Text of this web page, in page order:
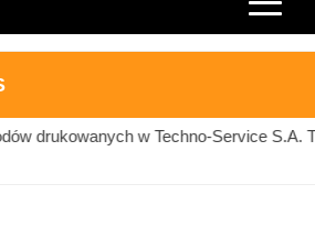
drukowanych w Techno-Service S.A. TS